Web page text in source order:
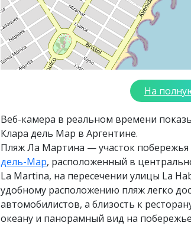
На
Веб-камера в реальном времени
Клара дель Мар в Аргентине.
Пляж Ла Мартина — участок побережья
дель-Мар, расположенный в
La Martina, на пересечении улицы La
удобному расположению пляж легко
автомобилистов, а близость к
океану и панорамный вид на